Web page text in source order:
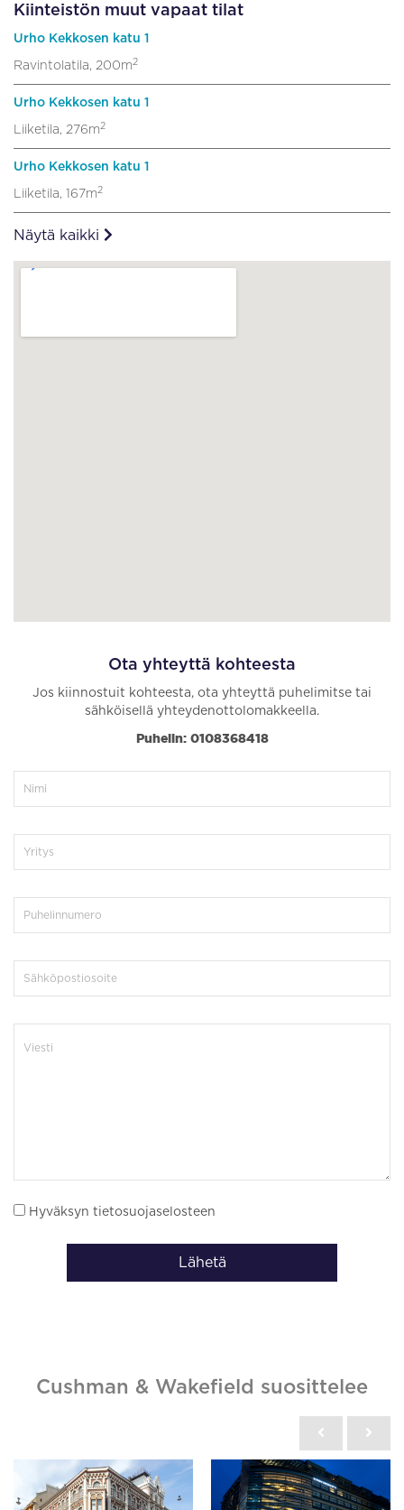
Kiinteistön muut vapaat tilat
Urho Kekkosen katu 1
Ravintolatila, 200m 2
Urho Kekkosen katu 1
Liiketila, 276m 2
Urho Kekkosen katu 1
Liiketila, 167m 2
Näytä kaikki
Ota yhteyttä kohteesta
Jos kiinnostuit kohteesta, ota yhteyttä puhelimitse tai
sähköisellä yhteydenottolomakkeella.
Puhelin: 0108368418
Hyväksyn tietosuojaselosteen
Lähetä
Cushman & Wakefield suosittelee